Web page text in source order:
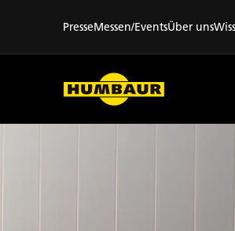
PresseMessen/EventsÜber uns